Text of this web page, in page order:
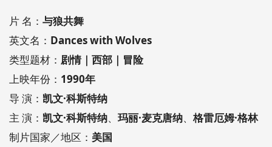
片 名： 与狼共舞
英文名： Dances with Wolves
类型题材： 剧情｜西部｜冒险
上映年份： 1990年
导 演： 凯文·科斯特纳
主 演： 凯文·科斯特纳、 玛丽·麦克唐纳、 格雷厄姆·格林
制片国家／地区： 美国